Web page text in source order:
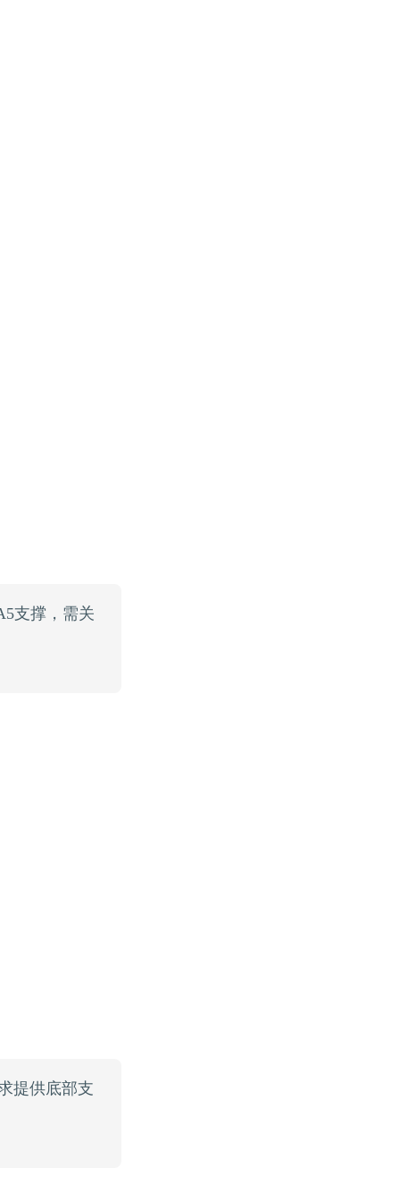
支撑，需关
提供底部支